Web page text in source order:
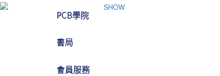
PCB學院
書局
會員服務